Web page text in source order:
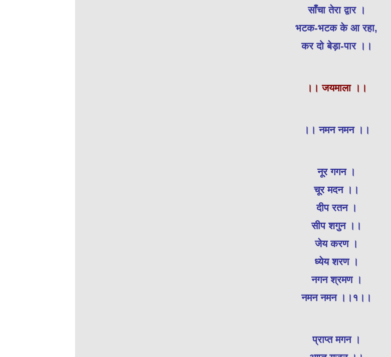
साँचा तेरा द्वार ।
भटक-भटक के आ रहा,
कर दो बेड़ा-पार ।।
।। जयमाला ।।
।। नमन नमन ।।
नूर गगन ।
चूर मदन ।।
दीप रतन ।
सीप शगुन ।।
जेय करण ।
ध्येय शरण ।
नगन श्रमण ।
नमन नमन ।।१।।
प्राप्त मगन ।